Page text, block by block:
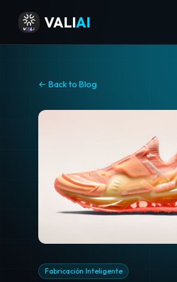
VALIAI
← Back to Blog
Fabricación Inteligente